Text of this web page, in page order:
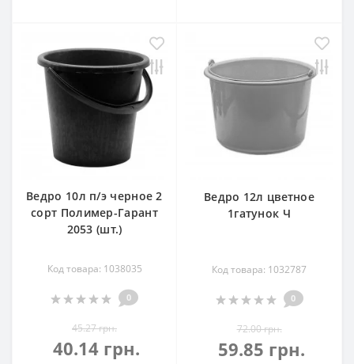
Ведро 10л п/э черное 2
сорт Полимер-Гарант
2053 (шт.)
Код товара: 1038035
0
45.27 грн.
40.14 грн.
Ведро 12л цветное
1гатунок Ч
Код товара: 1032787
0
72.00 грн.
59.85 грн.